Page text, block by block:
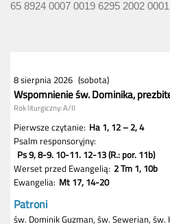
65 8924 0007 0019 6295 2002 0001